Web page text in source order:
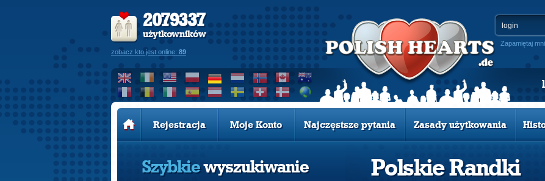
2079337
użytkowników
zobacz kto jest online: 89
Zapamiętaj
Rejestracja Moje Konto Najczęstsze pytania Zasady użytkowania
Szybkiewyszukiwanie
Polskie Randki